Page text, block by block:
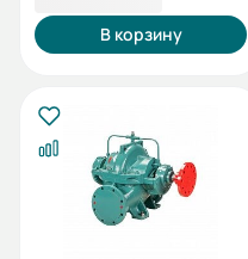
В корзину